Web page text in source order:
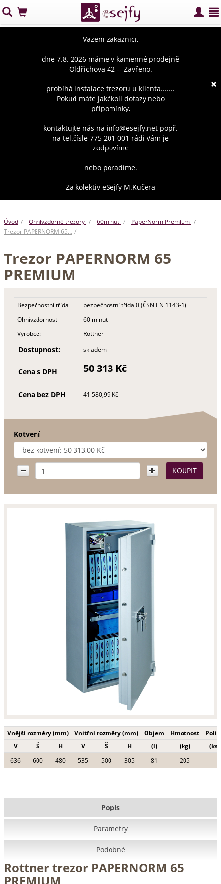
×
Vážení zákazníci,
dne 7.8. 2026 máme v kamenné prodejně
Oldřichova 42 -- Zavřeno.
probíhá instalace trezoru u klienta.......
Pokud máte jakékoli dotazy nebo
připomínky,
kontaktujte nás na info@esejfy.net popř.
na tel.čísle 775 201 001 rádi Vám je
zodpovíme
nebo poradíme.
Za kolektiv eSejfy M.Kučera
Úvod Ohnivzdorné trezory 60minut
PaperNorm Premium
Trezor PAPERNORM 65…
Trezor PAPERNORM 65
PREMIUM
Bezpečnostní třída
bezpečnostní třída 0 (ČSN EN 1143-1)
Ohnivzdornost
60 minut
Výrobce:
Rottner
Dostupnost: skladem
Cena s DPH 50 313 Kč
Cena bez DPH 41 580,99 Kč
Kotvení
Vnější rozměry (mm) Vnitřní rozměry (mm) Objem Hmotnost
V
Š H V Š H (l) (kg)
(ks)
636
600 480 535 500 305 81 205
Popis
Parametry
Podobné
Rottner trezor PAPERNORM 65
PREMIUM